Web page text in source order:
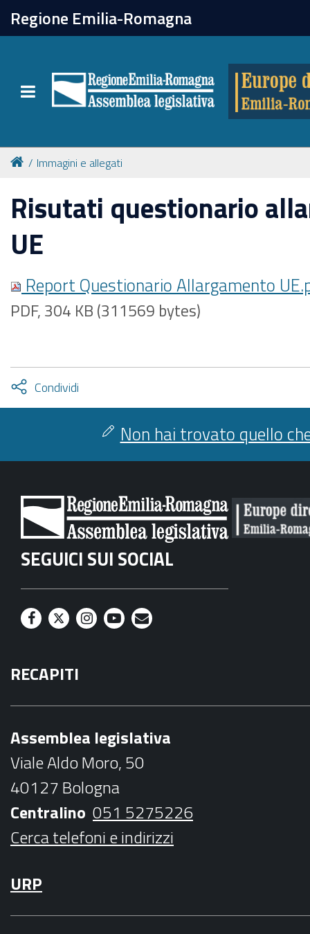
Regione Emilia-Romagna
Toggle navigation
chiudi
Attività
Formazione
Eventi
Tutte le notizie
Newsletter
Immagini e allegati
Risutati questionario
UE
Report Questionario Allargamento
PDF, 304 KB (311569 bytes)
Condividi
facebook
twitter
Attiva
condividi
Non hai trovato quello
SEGUICI SUI SOCIAL
F
c
e
k
T
i
t
I
t
a
m
Y
t
b
e
M
l
RECAPITI
Assemblea legislativa
Viale Aldo Moro, 50
40127 Bologna
Centralino 051 5275226
Cerca telefoni e indirizzi
URP